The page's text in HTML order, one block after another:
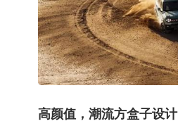
高颜值，潮流方盒子设计